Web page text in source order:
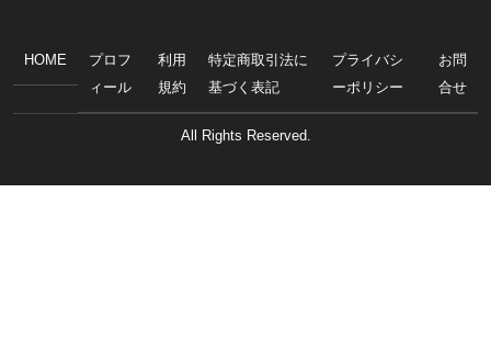
HOME
プロフ
ィール
利用
規約
特定商取引法に
基づく表記
プライバシ
ーポリシー
お問
合せ
All Rights Reserved.